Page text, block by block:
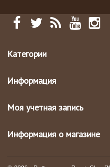
Категории
Информация
Моя учетная запись
Информация о магазине